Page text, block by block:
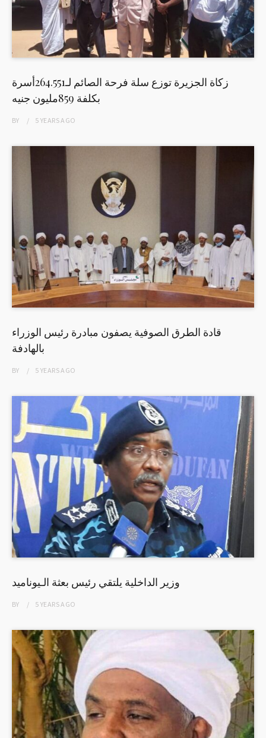
زكاة الجزيرة توزع سلة فرحة الصائم لـ264.551أسرة
بكلفة 859مليون جنيه
BY 5 YEARSAGO
قادة الطرق الصوفية يصفون مبادرة رئيس الوزراء
بالهادفة
BY 5 YEARSAGO
وزير الداخلية يلتقي رئيس بعثة الـيوناميد
BY 5 YEARSAGO